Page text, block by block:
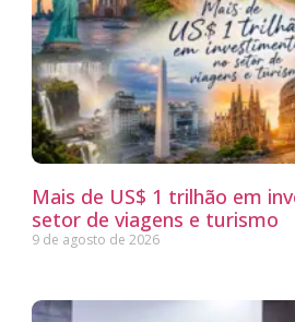
Mais de US$ 1 trilhão em
setor de viagens e turismo
9 de agosto de 2026